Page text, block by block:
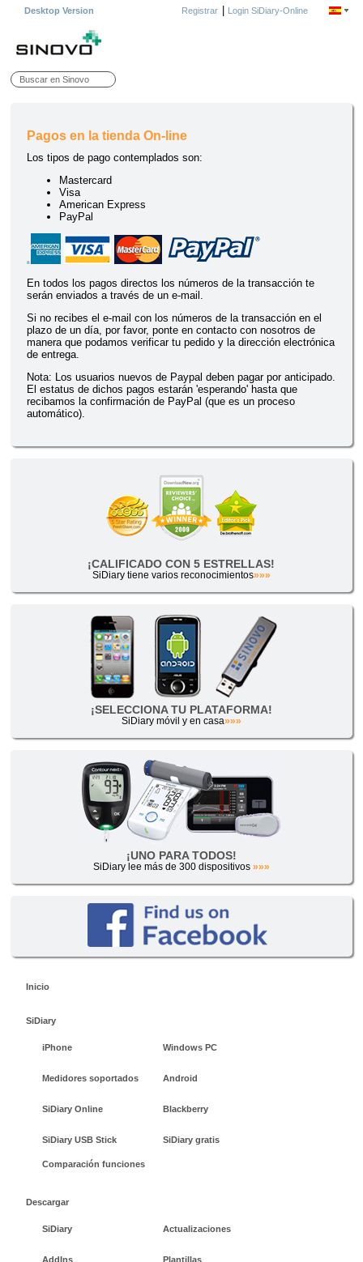
Desktop Version Registrar| Login SiDiary-Online
Pagos en la tienda On-line
Los tipos de pago contemplados son:
Mastercard
Visa
American Express
PayPal
En todos los pagos directos los números de la transacción te
serán enviados a través de un e-mail.
Si no recibes el e-mail con los números de la transacción en el
plazo de un día, por favor, ponte en contacto con nosotros de
manera que podamos verificar tu pedido y la dirección electrónica
de entrega.
Nota: Los usuarios nuevos de Paypal deben pagar por anticipado.
El estatus de dichos pagos estarán 'esperando' hasta que
recibamos la confirmación de PayPal (que es un proceso
automático).
¡CALIFICADO CON 5 ESTRELLAS!
SiDiary tiene varios reconocimientos»»»
¡SELECCIONA TU PLATAFORMA!
SiDiary móvil y en casa»»»
¡UNO PARA TODOS!
SiDiary lee más de 300 dispositivos »»»
Inicio
SiDiary
iPhone Windows PC
Medidores soportados Android
SiDiary Online Blackberry
SiDiary USB Stick SiDiary gratis
Comparación funciones
Descargar
SiDiary Actualizaciones
AddIns Plantillas